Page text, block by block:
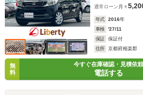
通常ローン 月々
年式 2016年
車検
'27/11
保証
保証付
住所
京都府相楽郡
無
料
今すぐ在庫確認・見積依頼
電話する